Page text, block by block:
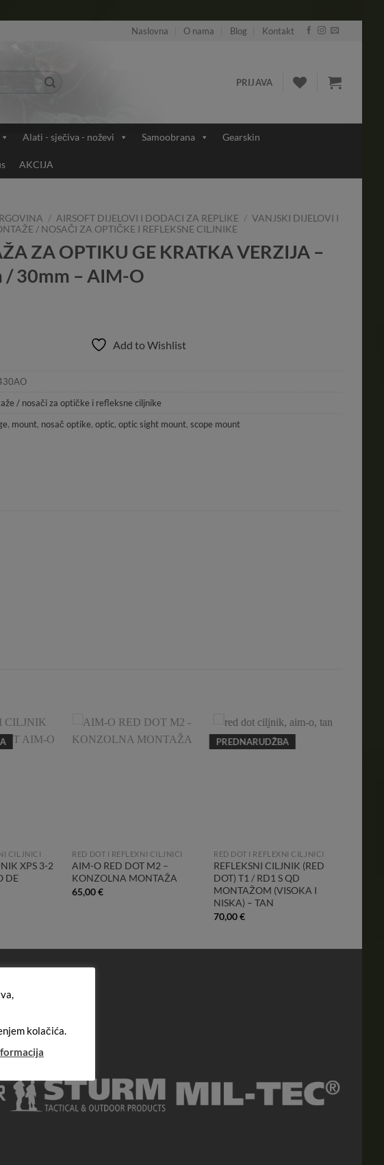
Naslovna O nama Blog Kontakt
PRIJAVA
Alati - sječiva - noževi Samoobrana Gearskin
AKCIJA
/ AIRSOFT DIJELOVI I DODACI ZA REPLIKE / VANJSKI DIJELOVI I
/ NOSAČI ZA OPTIČKE I REFLEKSNE CILJNIKE
ZA OPTIKU GE KRATKA VERZIJA –
/ 30mm – AIM-O
Add to Wishlist
/ nosači za optičke i refleksne ciljnike
, mount, nosač optike, optic, optic sight mount, scope mount
CILJNICI
XPS 3-2
DE
RED DOT I REFLEXNI CILJNICI
AIM-O RED DOT M2 –
KONZOLNA MONTAŽA
65,00€
PREDNARUDŽBA
RED DOT I REFLEXNI CILJNICI
REFLEKSNI CILJNIK (RED
DOT) T1 / RD1 S QD
MONTAŽOM (VISOKA I
NISKA) – TAN
70,00€
kolačića.